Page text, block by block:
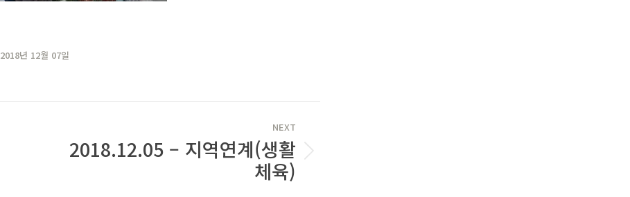
2018년 12월 07일
NEXT
Next
2018.12.05 – 지역연계(생활
체육)